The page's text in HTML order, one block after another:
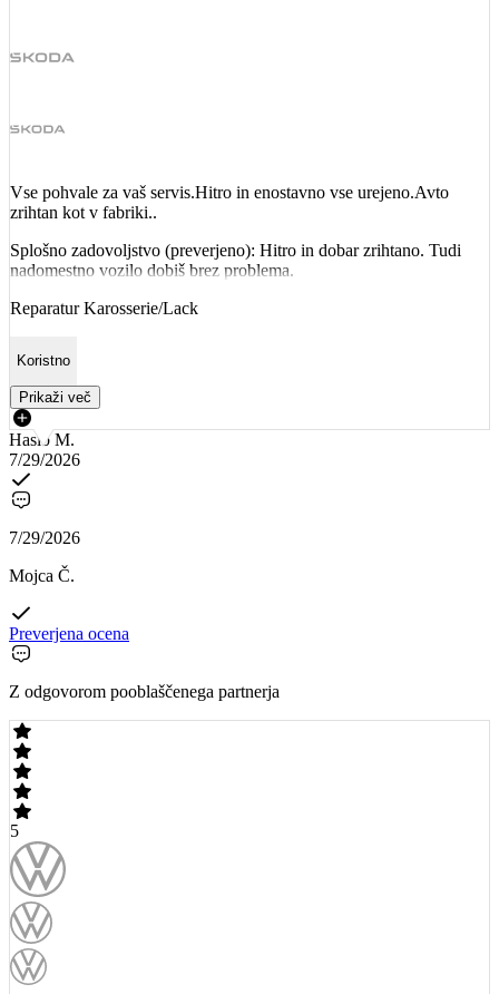
Vse pohvale za vaš servis.Hitro in enostavno vse urejeno.Avto
zrihtan kot v fabriki..
Splošno zadovoljstvo (preverjeno): Hitro in dobar zrihtano. Tudi
nadomestno vozilo dobiš brez problema.
Reparatur Karosserie/Lack
Koristno
Prikaži več
Hasib M.
7/29/2026
7/29/2026
Mojca Č.
Preverjena ocena
Z odgovorom pooblaščenega partnerja
5